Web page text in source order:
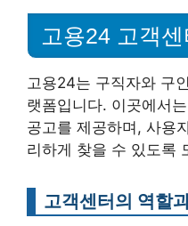
고용24 고객
고용24는 구직자와 구
랫폼입니다. 이곳에서
공고를 제공하며, 사용
리하게 찾을 수 있도록
고객센터의 역할